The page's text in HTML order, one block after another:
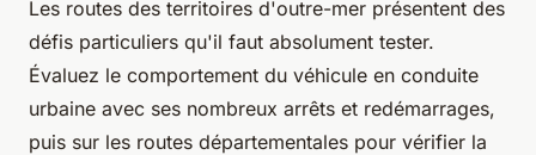
Les routes des territoires d'outre-mer présentent des
défis particuliers qu'il faut absolument tester.
Évaluez le comportement du véhicule en conduite
urbaine avec ses nombreux arrêts et redémarrages,
puis sur les routes départementales pour vérifier la